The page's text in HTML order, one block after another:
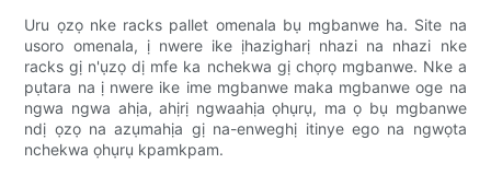
Uru ọzọ nke racks pallet omenala bụ mgbanwe ha. Site na
usoro omenala, ị nwere ike ịhazigharị nhazi na nhazi nke
racks gị n'ụzọ dị mfe ka nchekwa gị chọrọ mgbanwe. Nke a
pụtara na ị nwere ike ime mgbanwe maka mgbanwe oge na
ngwa ngwa ahịa, ahịrị ngwaahịa ọhụrụ, ma ọ bụ mgbanwe
ndị ọzọ na azụmahịa gị na-enweghị itinye ego na ngwọta
nchekwa ọhụrụ kpamkpam.